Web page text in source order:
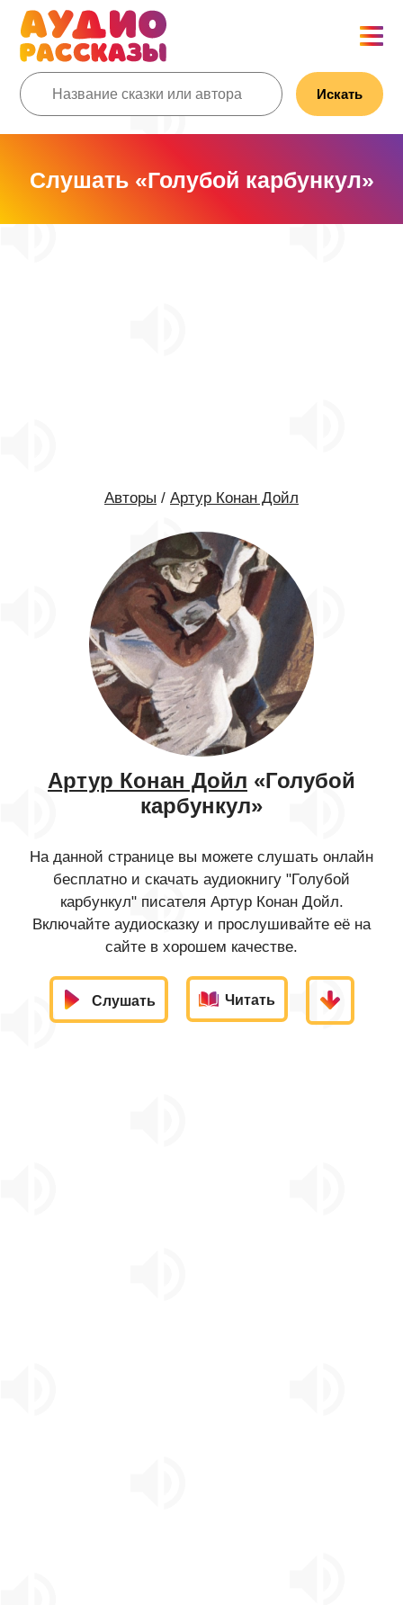
Искать
Слушать «Голубой карбункул»
Авторы / Артур Конан Дойл
Артур Конан Дойл «Голубой
карбункул»
На данной странице вы можете слушать онлайн
бесплатно и скачать аудиокнигу "Голубой
карбункул" писателя Артур Конан Дойл.
Включайте аудиосказку и прослушивайте её на
сайте в хорошем качестве.
Слушать Читать